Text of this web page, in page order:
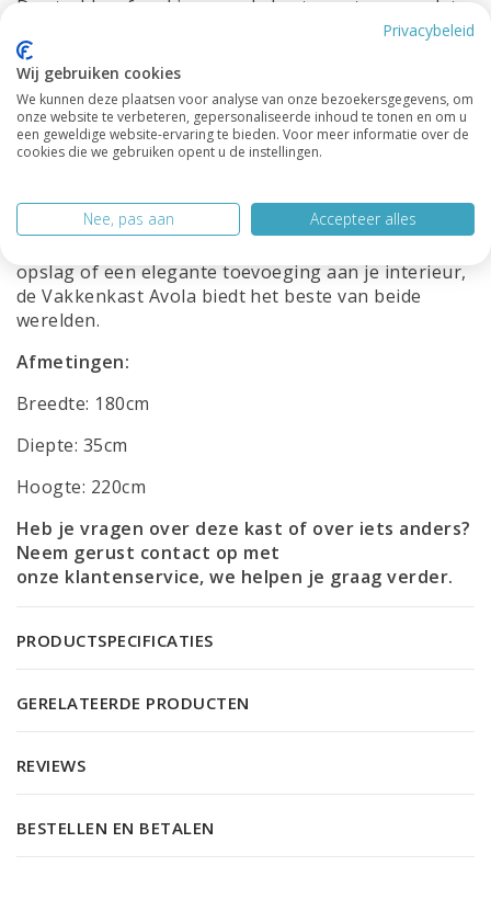
De strakke afwerking van de kast zorgt ervoor dat
deze in diverse omgevingen goed tot zijn recht
komt, van de woonkamer tot de slaapkamer, van de
hal tot een kantoorruimte. De Vakkenkast Avola
biedt niet alleen opbergruimte voor boeken,
decoraties of documenten, maar kan ook dienen als
een stijlvolle opbergoplossing voor andere items.
hoogwaardige materialen is deze kast een
investering die jarenlang meegaat. Of je nu op zoek
opslag of een elegante toevoeging aan je interieur,
de Vakkenkast Avola biedt het beste van beide
werelden.
Afmetingen:
Breedte: 180cm
Diepte: 35cm
Hoogte: 220cm
Heb je vragen over deze kast of over iets anders?
Neem gerust contact op met
onze klantenservice, we helpen je graag verder.
PRODUCTSPECIFICATIES
GERELATEERDE PRODUCTEN
REVIEWS
BESTELLEN EN BETALEN
Privacybeleid
Wij gebruiken cookies
We kunnen deze plaatsen voor analyse van onze bezoekersgegevens, om
onze website te verbeteren, gepersonaliseerde inhoud te tonen en om u
een geweldige website-ervaring te bieden. Voor meer informatie over de
cookies die we gebruiken opent u de instellingen.
Nee, pas aan Accepteer alles